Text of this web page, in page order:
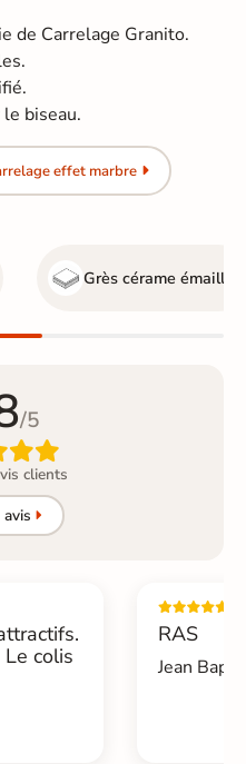
de Carrelage Granito.
biseau.
effet marbre
Grès cérame émaillé
/5
clients
avis
Le colis
RAS
Jean